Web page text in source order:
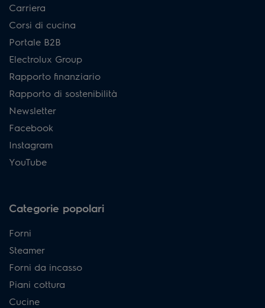
Carriera
Corsi di cucina
Portale B2B
Electrolux Group
Rapporto finanziario
Rapporto di sostenibilità
Newsletter
Facebook
Instagram
YouTube
Categorie popolari
Forni
Steamer
Forni da incasso
Piani cottura
Cucine